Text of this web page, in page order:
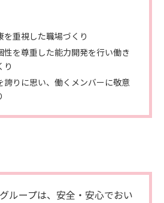
重視した職場づくり
性を尊重した能力開発を行い働き
り
誇りに思い、働くメンバーに敬意
ループは、安全・安心でおい